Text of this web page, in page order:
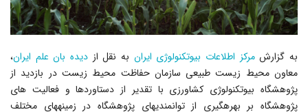
به گزارشمرکز اطلاعات بیوتکنولوژی ایران به نقل از دیده بان علم ایران،
معاون محیط زیست طبیعی سازمان حفاظت محیط زیست در بازدید از
پژوهشگاه بیوتکنولوژی کشاورزی با تقدیر از دستاوردها و فعالیت های
پژوهشگاه بر بهره‎گیری از توانمندی‎های پژوهشگاه در زمینه‎های مختلف